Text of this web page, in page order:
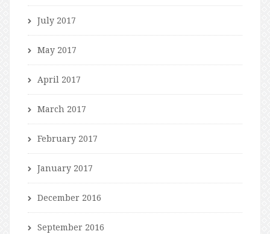
July 2017
May 2017
April 2017
March 2017
February 2017
January 2017
December 2016
September 2016